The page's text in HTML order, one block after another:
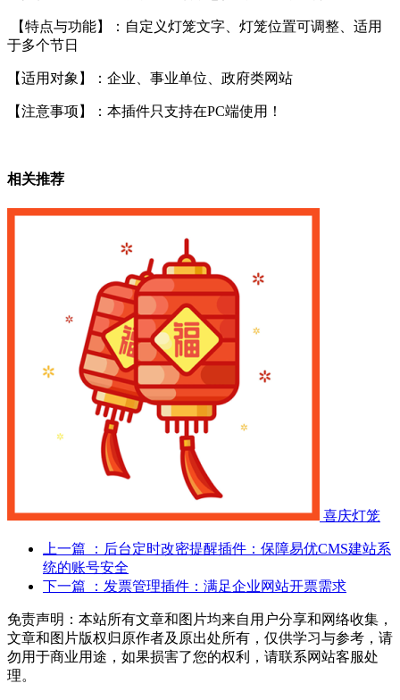
【特点与功能】：自定义灯笼文字、灯笼位置可调整、适用
于多个节日
【适用对象】：企业、事业单位、政府类网站
【注意事项】：本插件只支持在PC端使用！
相关推荐
喜庆灯笼
上一篇
：后台定时改密提醒插件：保障易优CMS建站系
统的账号安全
下一篇
：发票管理插件：满足企业网站开票需求
免责声明：本站所有文章和图片均来自用户分享和网络收集，
文章和图片版权归原作者及原出处所有，仅供学习与参考，请
勿用于商业用途，如果损害了您的权利，请联系网站客服处
理。